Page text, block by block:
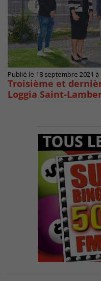
Publié le 18 septembre 2021 à
Troisième et
Loggia Saint-